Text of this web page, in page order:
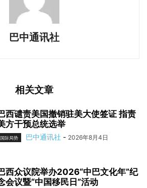
巴中通讯社
相关文章
西谴责美国撤销驻美大使签证 指责
方干预总统选举
国际局势 巴中通讯社 - 2026年8月4日
西众议院举办2026“中巴文化年”纪
会议暨“中国移民日”活动